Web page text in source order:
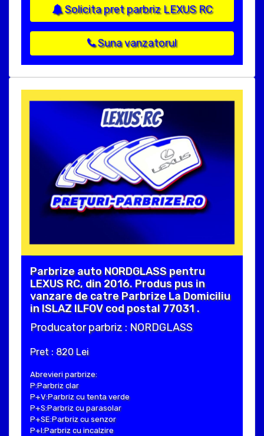
Solicita pret parbriz LEXUS RC
Suna vanzatorul
Parbrize auto NORDGLASS pentru
LEXUS RC, din 2016. Produs pus in
vanzare de catre Parbrize La Domiciliu
in ISLAZ ILFOV cod postal 77031 .
Producator parbriz : NORDGLASS
Pret : 820 Lei
Abrevieri parbrize:
P:Parbriz clar
P+V:Parbriz cu tenta verde
P+S:Parbriz cu parasolar
P+SE:Parbriz cu senzor
P+I:Parbriz cu incalzire